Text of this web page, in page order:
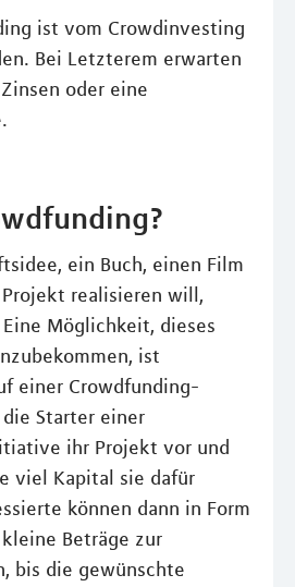
ist vom Crowdinvesting
Bei Letzterem erwarten
oder eine
ein Buch, einen Film
realisieren will,
Möglichkeit, dieses
ist
einer Crowdfunding-
Starter einer
ihr Projekt vor und
viel Kapital sie dafür
können dann in Form
Beträge zur
bis die gewünschte